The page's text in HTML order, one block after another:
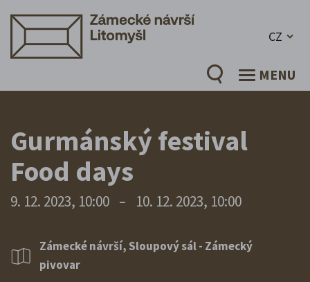
CZ
MENU
Gurmánský festival
Food days
9. 12. 2023, 10:00 – 10. 12. 2023, 10:00
Zámecké návrší, Sloupový sál - Zámecký
pivovar